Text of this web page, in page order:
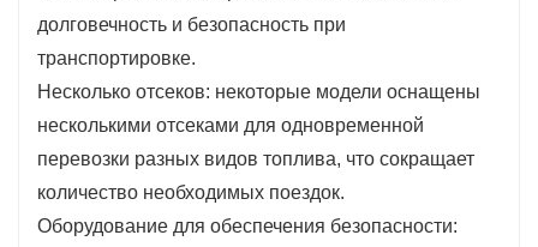
долговечность и безопасность при
транспортировке.
Несколько отсеков: некоторые модели оснащены
несколькими отсеками для одновременной
перевозки разных видов топлива, что сокращает
количество необходимых поездок.
Оборудование для обеспечения безопасности: